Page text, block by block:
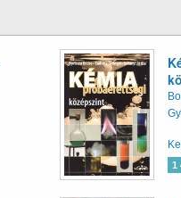
1